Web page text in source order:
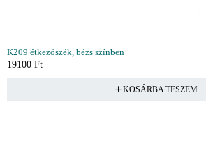
K209 étkezőszék, bézs színben
19100 Ft
KOSÁRBA TESZEM